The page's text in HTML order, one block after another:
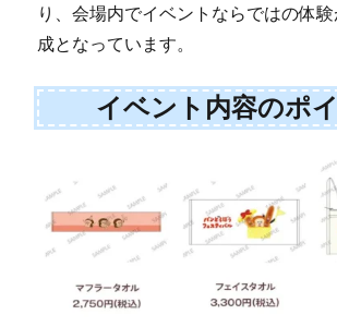
り、会場内でイベントならではの体
成となっています。
イベント内容のポ